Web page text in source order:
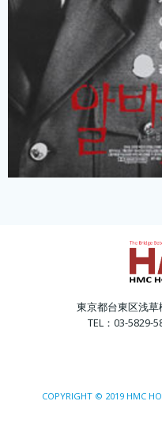
東京都台東区浅草
TEL：03-5829-
COPYRIGHT © 2019 HMC